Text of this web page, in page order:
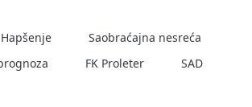
Hapšenje
Saobraćajna nesreća
FK Proleter SAD